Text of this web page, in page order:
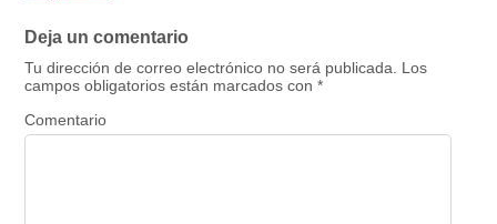
Deja un comentario
Tu dirección de correo electrónico no será publicada.
Los
campos obligatorios están marcados con*
Comentario